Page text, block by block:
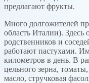
предлагают фрукты.
Много долгожителей
область Италии). Здесь
родственников и
работают пастухами.
километров в день. В
цельного зерна,
масло, стручковая